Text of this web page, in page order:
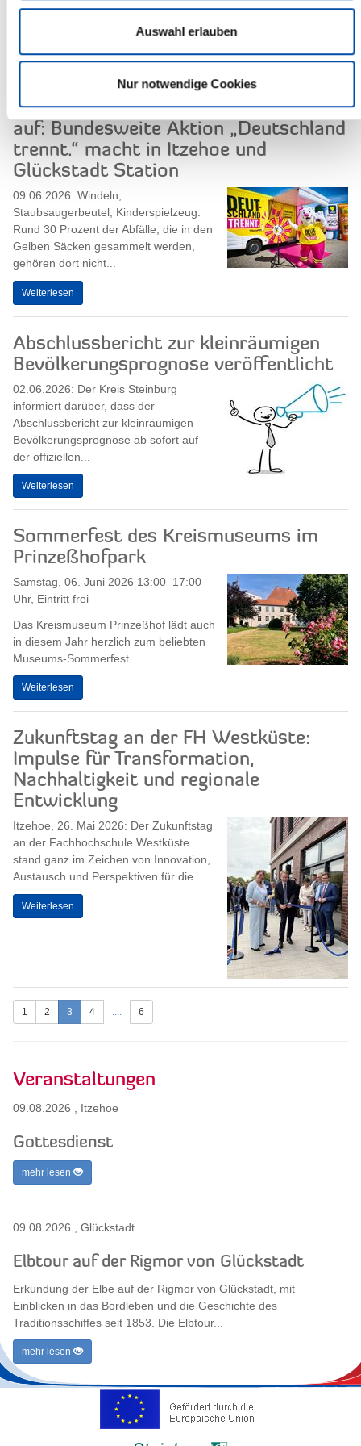
Auswahl erlauben
Nur notwendige Cookies
Richtige Mülltrennung ist
entscheidend: Abfallwirtschaft Kreis
Steinburg und duale Systeme klären
auf: Bundesweite Aktion „Deutschland
trennt.“ macht in Itzehoe und
Glückstadt Station
09.06.2026: Windeln,
Staubsaugerbeutel, Kinderspielzeug:
Rund 30 Prozent der Abfälle, die in den
Gelben Säcken gesammelt werden,
gehören dort nicht...
Weiterlesen
Abschlussbericht zur kleinräumigen
Bevölkerungsprognose veröffentlicht
02.06.2026: Der Kreis Steinburg
informiert darüber, dass der
Abschlussbericht zur kleinräumigen
Bevölkerungsprognose ab sofort auf
der offiziellen...
Weiterlesen
Sommerfest des Kreismuseums im
Prinzeßhofpark
Samstag, 06. Juni 2026 13:00–17:00
Uhr, Eintritt frei
Das Kreismuseum Prinzeßhof lädt auch
in diesem Jahr herzlich zum beliebten
Museums-Sommerfest...
Weiterlesen
Zukunftstag an der FH Westküste:
Impulse für Transformation,
Nachhaltigkeit und regionale
Entwicklung
Itzehoe, 26. Mai 2026: Der Zukunftstag
an der Fachhochschule Westküste
stand ganz im Zeichen von Innovation,
Austausch und Perspektiven für die...
Weiterlesen
1 2 3 4 .... 6
Veranstaltungen
09.08.2026 Itzehoe
Gottesdienst
mehr lesen
09.08.2026 Glückstadt
Elbtour auf der Rigmor von Glückstadt
Erkundung der Elbe auf der Rigmor von Glückstadt, mit
Einblicken in das Bordleben und die Geschichte des
Traditionsschiffes seit 1853. Die Elbtour...
mehr lesen